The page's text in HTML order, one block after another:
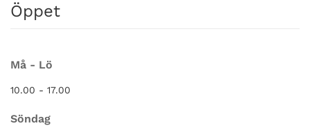
Öppet
Må - Lö
10.00 - 17.00
Söndag